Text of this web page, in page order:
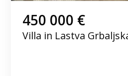
450 000 €
Villa in Lastva